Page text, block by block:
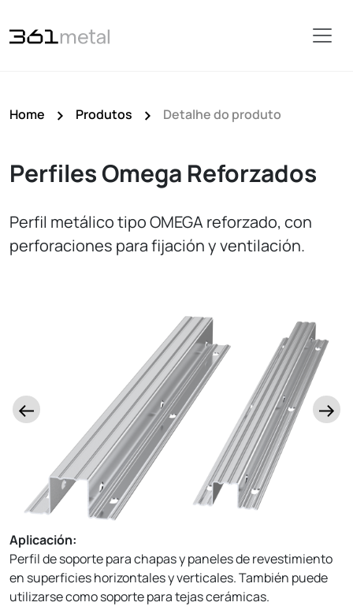
Home Produtos Detalhe do produto
Perfiles Omega Reforzados
Perfil metálico tipo OMEGA reforzado, con
perforaciones para fijación y ventilación.
Aplicación:
Perfil de soporte para chapas y paneles de revestimiento
en superficies horizontales y verticales. También puede
utilizarse como soporte para tejas cerámicas.